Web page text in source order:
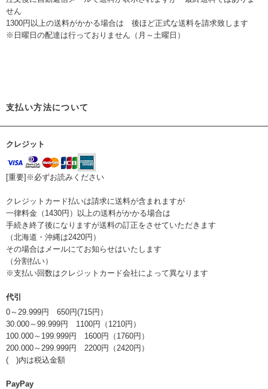
せん
1300円以上の送料がかかる場合は 後ほど正式な送料を請求致します
※日曜日の配達は行っておりません（月～土曜日）
支払い方法について
クレジット
[重要]※必ずお読みください
クレジットカード払いは請求に送料が含まれますが
一律料金（1430円）以上の送料がかかる場合は
手続き終了後になりますが送料の訂正をさせていただきます
（北海道・沖縄は2420円）
その場合はメールにてお知らせはいたします
（分割払い）
※支払い回数はクレジットカード会社によって異なります
代引
0～29.999円 650円(715円）
30.000～99.999円 1100円（1210円）
100.000～199.999円 1600円（1760円）
200.000～299.999円 2200円（2420円）
( )内は税込金額
PayPay